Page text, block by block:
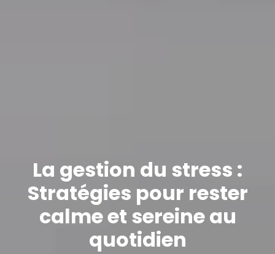
La gestion du stress :
Stratégies pour rester
calme et sereine au
quotidien